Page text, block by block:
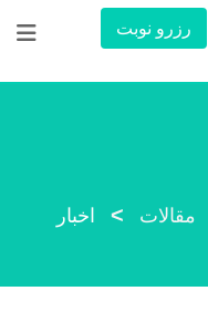
رزرو نوبت
مقالات > اخبار